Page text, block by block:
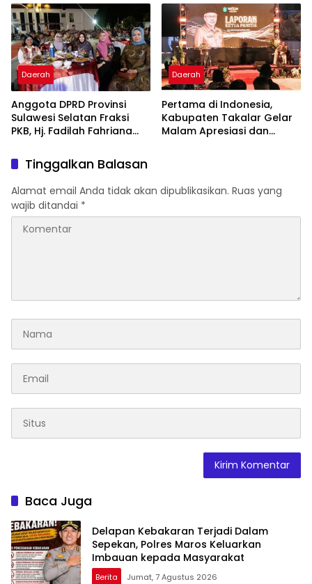
Pelayanan Kesehatan
Berkualitas
2026
Daerah
Anggota DPRD Provinsi
Sulawesi Selatan Fraksi
PKB, Hj. Fadilah Fahriana
Takalar Menyalakan
Lentera Pengabdian
Melalui Malam Apresiasi
dan Inovasi Award 2026
Daerah
Pertama di Indonesia,
Kabupaten Takalar Gelar
Malam Apresiasi dan
Berprestasi
Tinggalkan Balasan
Alamat email Anda tidak akan dipublikasikan. Ruas yang
wajib ditandai *
Baca Juga
Delapan Kebakaran Terjadi Dalam
Sepekan, Polres Maros Keluarkan
Imbauan kepada Masyarakat
Berita Jumat, 7 Agustus 2026